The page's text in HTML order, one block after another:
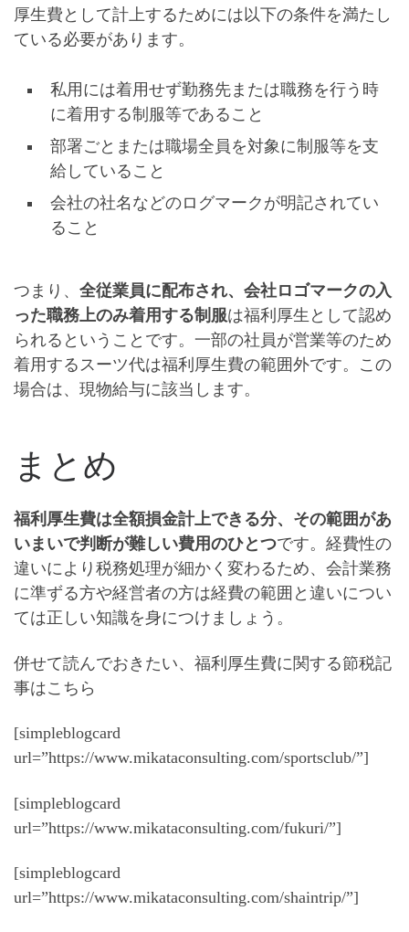
厚生費として計上するためには以下の条件を満たし
ている必要があります。
私用には着用せず勤務先または職務を行う時
に着用する制服等であること
部署ごとまたは職場全員を対象に制服等を支
給していること
会社の社名などのログマークが明記されてい
ること
つまり、 全従業員に配布され、会社ロゴマークの入
った職務上のみ着用する制服は福利厚生として認め
られるということです。 一部の社員が営業等のため
着用するスーツ代は福利厚生費の範囲外です。この
場合は、 現物給与に該当します。
まとめ
福利厚生費は全額損金計上できる分、 その範囲があ
いまいで判断が難しい費用のひとつです。経費性の
違いにより税務処理が細かく変わるため、 会計業務
に準ずる方や経営者の方は経費の範囲と違いについ
ては正しい知識を身につけましょう 。
併せて読んでおきたい、福利厚生費に関する節税記
事はこちら
[simpleblogcard
url=”https://www.mikataconsulting.com/sportsclub/”]
[simpleblogcard
url=”https://www.mikataconsulting.com/fukuri/”]
[simpleblogcard
url=”https://www.mikataconsulting.com/shaintrip/”]